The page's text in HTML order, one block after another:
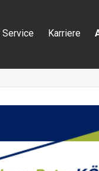
Service Karriere